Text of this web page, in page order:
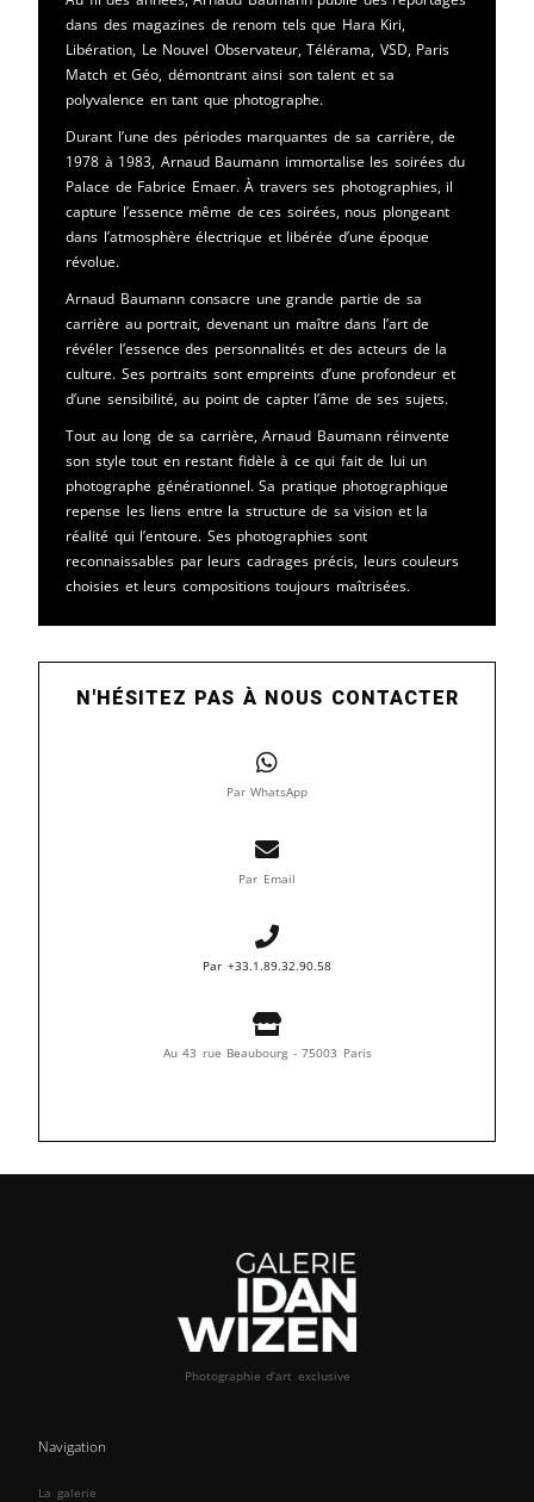
dans des magazines de renom tels que Hara Kiri,
Libération, Le Nouvel Observateur, Télérama, VSD, Paris
Match et Géo, démontrant ainsi son talent et sa
polyvalence en tant que photographe.
Durant l’une des périodes marquantes de sa carrière, de
1978 à 1983, Arnaud Baumann immortalise les soirées du
Palace de Fabrice Emaer. À travers ses photographies, il
capture l’essence même de ces soirées, nous plongeant
dans l’atmosphère électrique et libérée d’une époque
révolue.
Arnaud Baumann consacre une grande partie de sa
carrière au portrait, devenant un maître dans l’art de
révéler l’essence des personnalités et des acteurs de la
culture. Ses portraits sont empreints d’une profondeur et
d’une sensibilité, au point de capter l’âme de ses sujets.
Tout au long de sa carrière, Arnaud Baumann réinvente
son style tout en restant fidèle à ce qui fait de lui un
photographe générationnel. Sa pratique photographique
repense les liens entre la structure de sa vision et la
réalité qui l’entoure. Ses photographies sont
reconnaissables par leurs cadrages précis, leurs couleurs
choisies et leurs compositions toujours maîtrisées.
N'HÉSITEZ PAS À NOUS CONTACTER
Par WhatsApp
Par Email
Par +33.1.89.32.90.58
Au 43 rue Beaubourg - 75003 Paris
Photographie d’art exclusive
Navigation
La galerie